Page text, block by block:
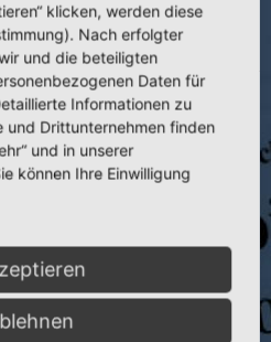
zur
Extremitätenverlängerung
der Chir. Wiens
klicken, werden diese
Nach erfolgter
und die beteiligten
Daten für
Informationen zu
und Drittunternehmen finden
und in unserer
können Ihre Einwilligung